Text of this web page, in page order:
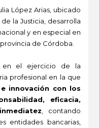
López Arias, ubicado
la Justicia, desarrolla
y en especial en
de Córdoba.
en el ejercicio de la
profesional en la que
innovación con los
eficacia,
, contando
entidades bancarias,